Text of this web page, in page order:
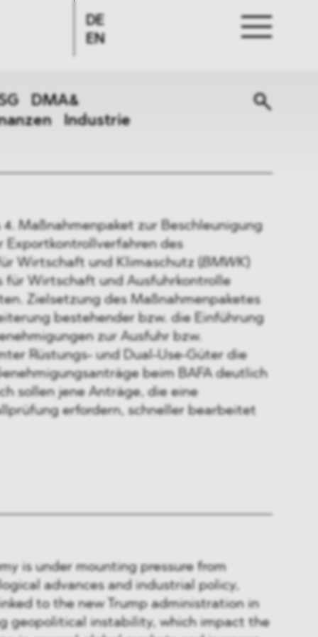
DE
EN
DMA&
Industrie
4. Maßnahmenpaket zur Beschleunigung
Exportkontrollverfahren des
Wirtschaft und Klimaschutz (
BMWK)
für Wirtschaft und Ausfuhrkontrolle
Zielsetzung des Maßnahmenpaketes
bestehender bzw. die Einführung
zur Ausfuhr bzw.
Rüstungs- und Dual-Use-Güter die
beim BAFA deutlich
sollen jene Anträge, die eine
erfordern, schneller bearbeitet
is under mounting pressure from
advances and industrial policy,
to the new Trump administration in
geopolitical instability, which impact the